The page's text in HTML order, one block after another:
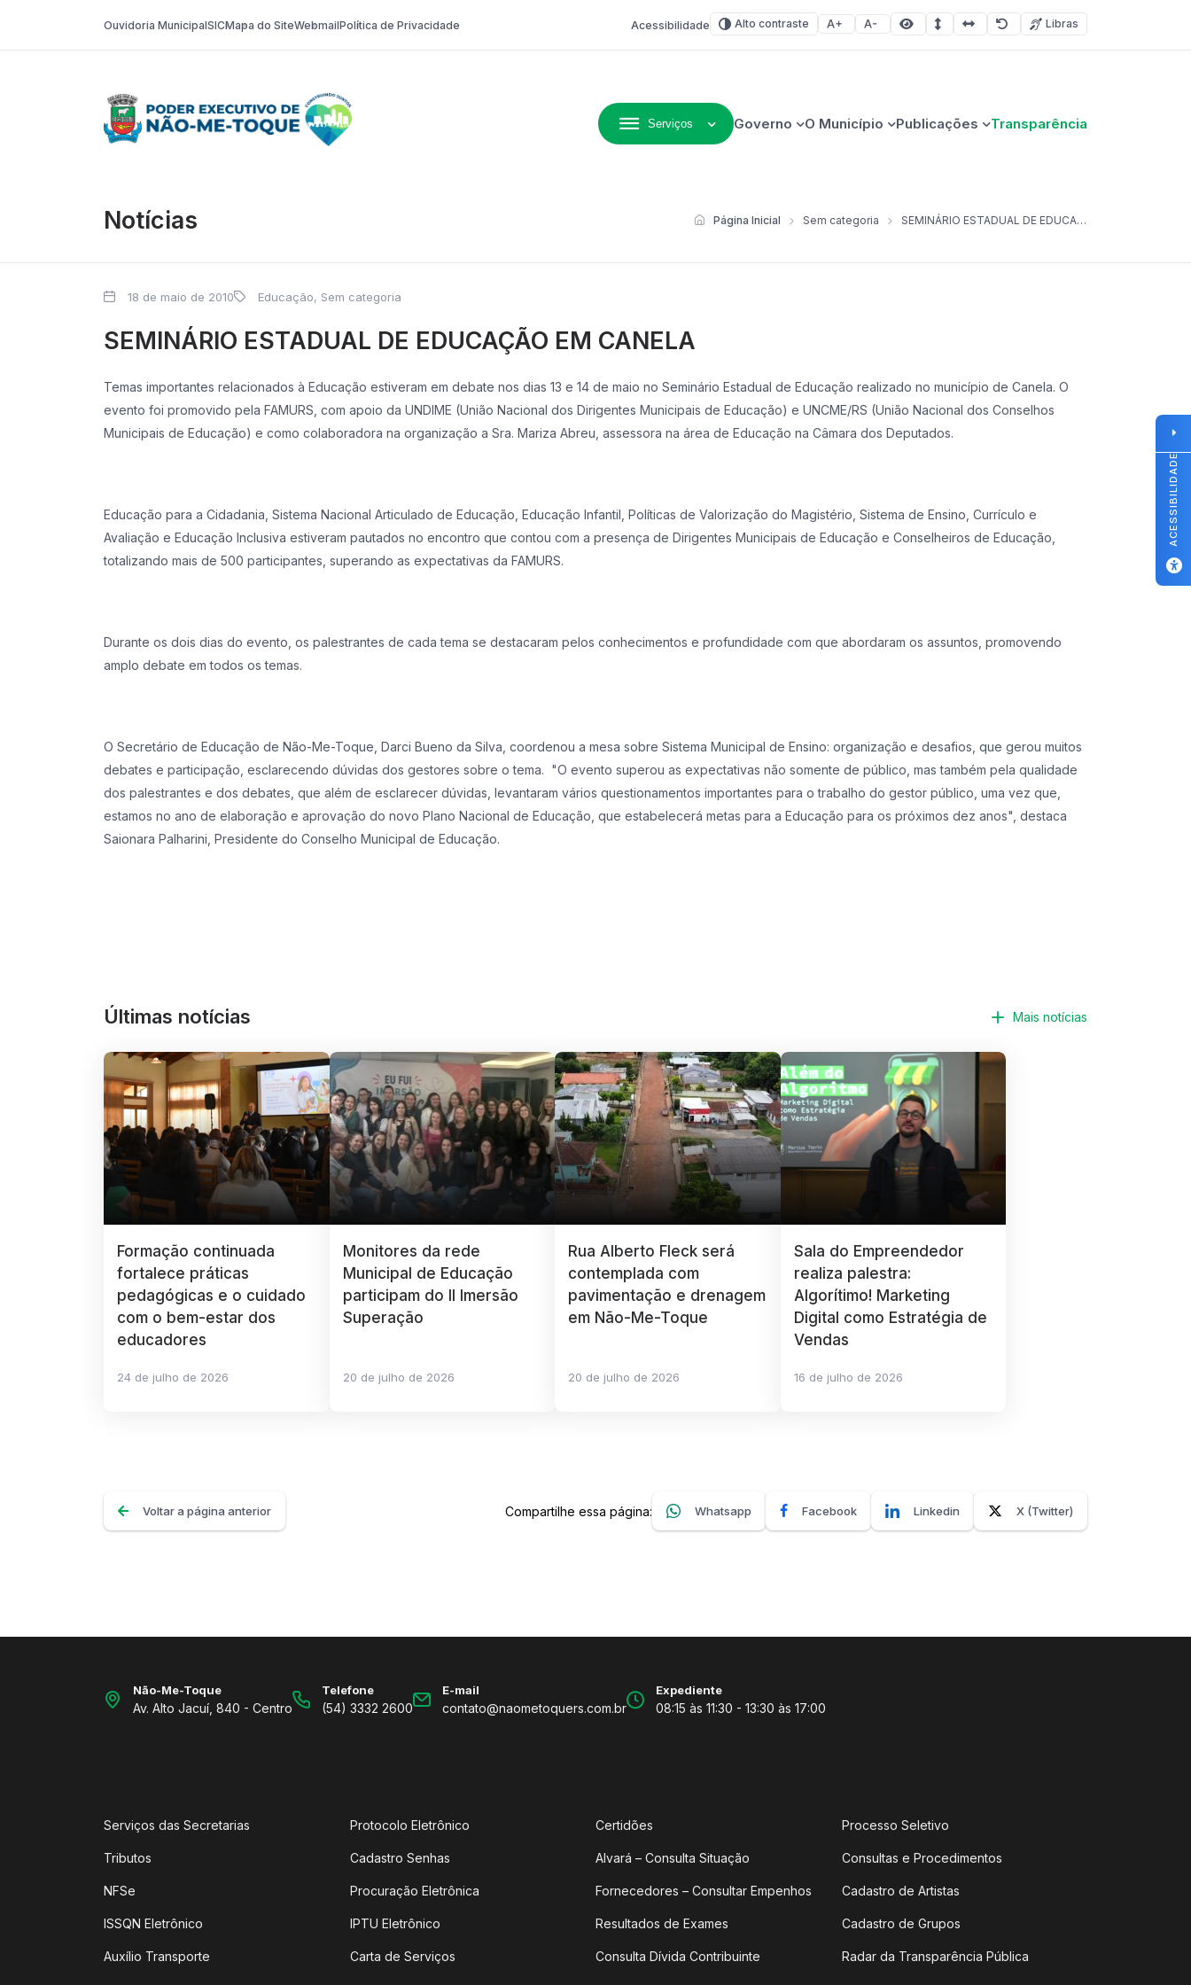
Ouvidoria MunicipalSICMapa do SiteWebmailPolítica de Privacidade Acessibilidade Alto contraste Aumentar fonte
Diminuir fonteÁrea selecionada
Espaçamento de linha
Espaço dos caracteres
RedefinirLibras
Serviços Governo O Município Publicações Transparência
Notícias Página Inicial Sem categoria SEMINÁRIO ESTADUAL DE EDUCAÇÃO EM CANELA
18 de maio de 2010 Educação, Sem categoria
SEMINÁRIO ESTADUAL DE EDUCAÇÃO EM CANELA
Temas importantes relacionados à Educação estiveram em debate nos dias 13 e 14 de maio no Seminário Estadual de Educação realizado no município de Canela. O
evento foi promovido pela FAMURS, com apoio da UNDIME (União Nacional dos Dirigentes Municipais de Educação) e UNCME/RS (União Nacional dos Conselhos
Municipais de Educação) e como colaboradora na organização a Sra. Mariza Abreu, assessora na área de Educação na Câmara dos Deputados.
Educação para a Cidadania, Sistema Nacional Articulado de Educação, Educação Infantil, Políticas de Valorização do Magistério, Sistema de Ensino, Currículo e
Avaliação e Educação Inclusiva estiveram pautados no encontro que contou com a presença de Dirigentes Municipais de Educação e Conselheiros de Educação,
totalizando mais de 500 participantes, superando as expectativas da FAMURS.
Durante os dois dias do evento, os palestrantes de cada tema se destacaram pelos conhecimentos e profundidade com que abordaram os assuntos, promovendo
amplo debate em todos os temas.
O Secretário de Educação de Não-Me-Toque, Darci Bueno da Silva, coordenou a mesa sobre Sistema Municipal de Ensino: organização e desafios, que gerou muitos
debates e participação, esclarecendo dúvidas dos gestores sobre o tema. "O evento superou as expectativas não somente de público, mas também pela qualidade
dos palestrantes e dos debates, que além de esclarecer dúvidas, levantaram vários questionamentos importantes para o trabalho do gestor público, uma vez que,
estamos no ano de elaboração e aprovação do novo Plano Nacional de Educação, que estabelecerá metas para a Educação para os próximos dez anos", destaca
Saionara Palharini, Presidente do Conselho Municipal de Educação.
Últimas notícias Mais notícias
Formação continuada
fortalece práticas
pedagógicas e o cuidado
com o bem-estar dos
educadores
24 de julho de 2026
Monitores da rede
Municipal de Educação
participam do II Imersão
Superação
20 de julho de 2026
Rua Alberto Fleck será
contemplada com
pavimentação e drenagem
em Não-Me-Toque
20 de julho de 2026
Sala do Empreendedor
realiza palestra:
Algorítimo! Marketing
Digital como Estratégia de
Vendas
16 de julho de 2026
Voltar a página anterior Compartilhe essa página: Whatsapp Facebook Linkedin X (Twitter)
Não-Me-Toque
Av. Alto Jacuí, 840 - Centro
Telefone
(54) 3332 2600
E-mail
contato@naometoquers.com.br
Expediente
08:15 às 11:30 - 13:30 às 17:00
Serviços das Secretarias
Tributos
NFSe
ISSQN Eletrônico
Auxílio Transporte
Protocolo Eletrônico
Cadastro Senhas
Procuração Eletrônica
IPTU Eletrônico
Carta de Serviços
Certidões
Alvará – Consulta Situação
Fornecedores – Consultar Empenhos
Resultados de Exames
Consulta Dívida Contribuinte
Processo Seletivo
Consultas e Procedimentos
Cadastro de Artistas
Cadastro de Grupos
Radar da Transparência Pública
ACESSIBILIDADE